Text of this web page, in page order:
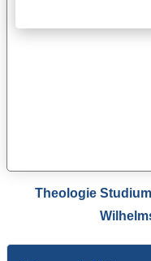
Theologie